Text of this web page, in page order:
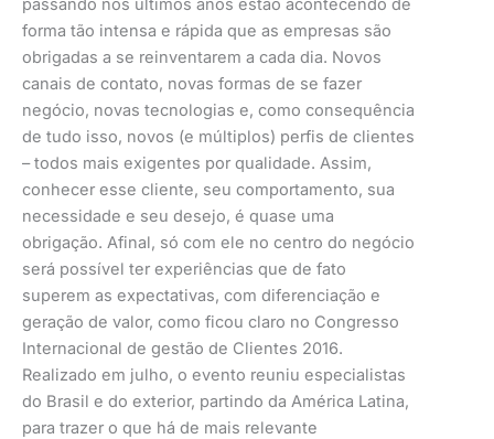
passando nos últimos anos estão acontecendo de
forma tão intensa e rápida que as empresas são
obrigadas a se reinventarem a cada dia. Novos
canais de contato, novas formas de se fazer
negócio, novas tecnologias e, como consequência
de tudo isso, novos (e múltiplos) perfis de clientes
– todos mais exigentes por qualidade. Assim,
conhecer esse cliente, seu comportamento, sua
necessidade e seu desejo, é quase uma
obrigação. Afinal, só com ele no centro do negócio
será possível ter experiências que de fato
superem as expectativas, com diferenciação e
geração de valor, como ficou claro no Congresso
Internacional de gestão de Clientes 2016.
Realizado em julho, o evento reuniu especialistas
do Brasil e do exterior, partindo da América Latina,
para trazer o que há de mais relevante